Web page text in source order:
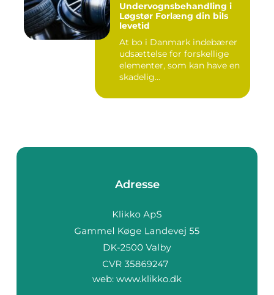
Undervognsbehandling i
Løgstør Forlæng din bils
levetid
At bo i Danmark indebærer
udsættelse for forskellige
elementer, som kan have en
skadelig...
Adresse
web: www.klikko.dk